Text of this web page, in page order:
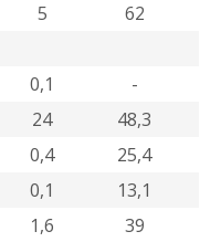
5 62
0,1
-
24
48,3
0,4
25,4
0,1
13,1
1,6
39